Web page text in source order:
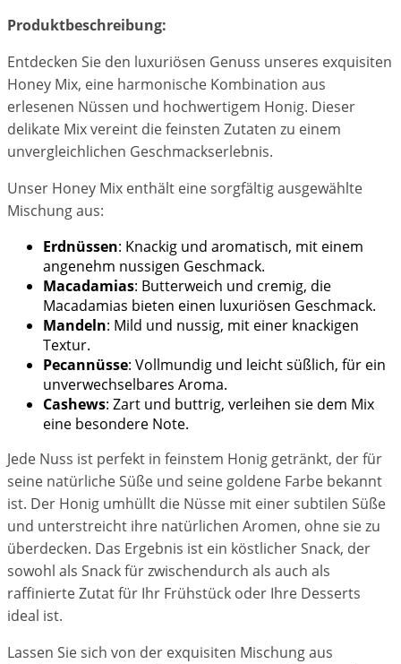
Produktbeschreibung:
Entdecken Sie den luxuriösen Genuss unseres exquisiten
Honey Mix, eine harmonische Kombination aus
erlesenen Nüssen und hochwertigem Honig. Dieser
delikate Mix vereint die feinsten Zutaten zu einem
unvergleichlichen Geschmackserlebnis.
Unser Honey Mix enthält eine sorgfältig ausgewählte
Mischung aus:
Erdnüssen: Knackig und aromatisch, mit einem
angenehm nussigen Geschmack.
Macadamias: Butterweich und cremig, die
Macadamias bieten einen luxuriösen Geschmack.
Mandeln: Mild und nussig, mit einer knackigen
Textur.
Pecannüsse: Vollmundig und leicht süßlich, für ein
unverwechselbares Aroma.
Cashews: Zart und buttrig, verleihen sie dem Mix
eine besondere Note.
Jede Nuss ist perfekt in feinstem Honig getränkt, der für
seine natürliche Süße und seine goldene Farbe bekannt
ist. Der Honig umhüllt die Nüsse mit einer subtilen Süße
und unterstreicht ihre natürlichen Aromen, ohne sie zu
überdecken. Das Ergebnis ist ein köstlicher Snack, der
sowohl als Snack für zwischendurch als auch als
raffinierte Zutat für Ihr Frühstück oder Ihre Desserts
ideal ist.
Lassen Sie sich von der exquisiten Mischung aus